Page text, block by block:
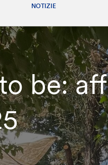
NOTIZIE
be: